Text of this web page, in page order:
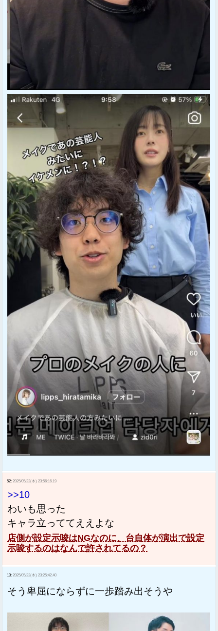
52: 2025/05/22(木) 23:56:16.19
>>10
わいも思った
キャラ立っててええよな
店側が設定示唆はNGなのに、台自体が演出で設定
示唆するのはなんで許されてるの？
13: 2025/05/22(木) 23:25:42.40
そう卑屈にならずに一歩踏み出そうや